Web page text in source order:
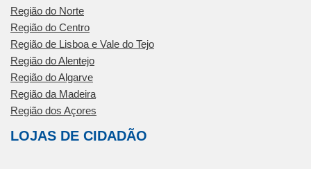
Região do Norte
Região do Centro
Região de Lisboa e Vale do Tejo
Região do Alentejo
Região do Algarve
Região da Madeira
Região dos Açores
LOJAS DE CIDADÃO